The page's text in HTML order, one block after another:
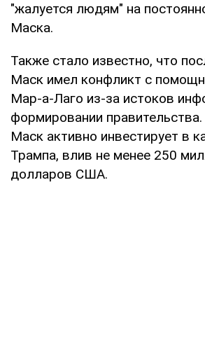
"жалуется людям" на
Маска.
Также стало известно, что
Маск имел конфликт с
Мар-а-Лаго из-за истоков
формировании
Маск активно инвестирует в
Трампа, влив не менее 250
долларов США.